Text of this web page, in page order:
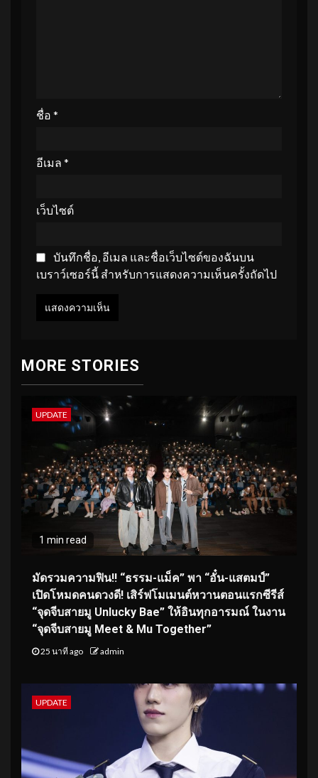
ชื่อ *
อีเมล *
เว็บไซต์
บันทึกชื่อ, อีเมล และชื่อเว็บไซต์ของฉันบน
เบราว์เซอร์นี้ สำหรับการแสดงความเห็นครั้งถัดไป
MORE STORIES
UPDATE
1 min read
มัดรวมความฟิน!! “ธรรม-แม็ค” พา “อั๋น-แสตมป์”
เปิดโหมดคนดวงดี! เสิร์ฟโมเมนต์หวานตอนแรกซีรีส์
“จุดจีบสายมู Unlucky Bae” ให้อินทุกอารมณ์ ในงาน
“จุดจีบสายมู Meet & Mu Together”
25 นาที ago admin
UPDATE